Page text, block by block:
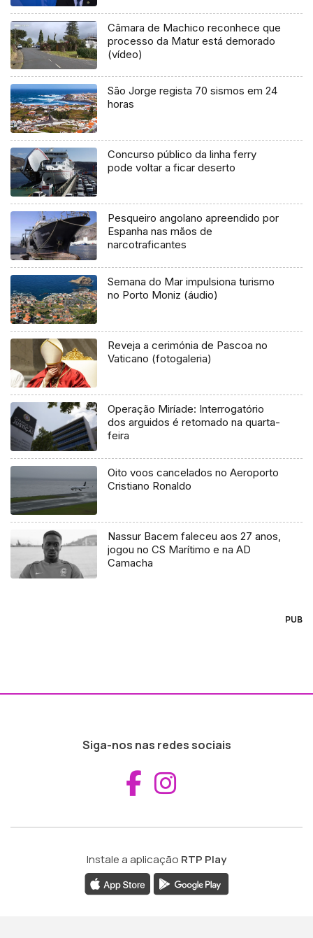
Câmara de Machico reconhece que
processo da Matur está demorado
(vídeo)
São Jorge regista 70 sismos em 24
horas
Concurso público da linha ferry
pode voltar a ficar deserto
Pesqueiro angolano apreendido por
Espanha nas mãos de
narcotraficantes
Semana do Mar impulsiona turismo
no Porto Moniz (áudio)
Reveja a cerimónia de Pascoa no
Vaticano (fotogaleria)
Operação Miríade: Interrogatório
dos arguidos é retomado na quarta-
feira
Oito voos cancelados no Aeroporto
Cristiano Ronaldo
Nassur Bacem faleceu aos 27 anos,
jogou no CS Marítimo e na AD
Camacha
PUB
Siga-nos nas redes sociais
Aceder ao
Instale a aplicação RTP Play